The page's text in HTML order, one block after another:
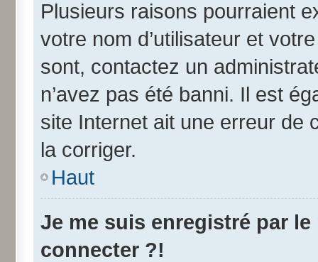
Plusieurs raisons pourraient
votre nom d’utilisateur et
sont, contactez un
n’avez pas été banni. Il est
site Internet ait une erreur de
la corriger.
Haut
Je me suis enregistré par
connecter ?!